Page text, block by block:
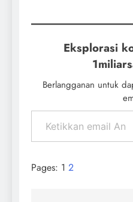
Eksplorasi
Berlangganan untuk
Pages: 1 2